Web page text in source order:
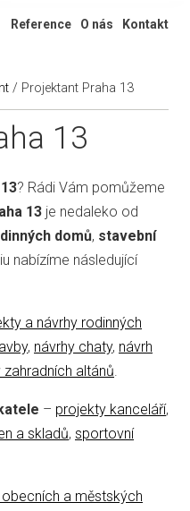
Reference O nás Kontakt
/ Projektant Praha 13
13
? Rádi Vám pomůžeme
13 je nedaleko od
domů, stavební
nabízíme následující
a návrhy rodinných
, návrhy chaty, návrh
altánů.
– projekty kanceláří,
a skladů, sportovní
a městských